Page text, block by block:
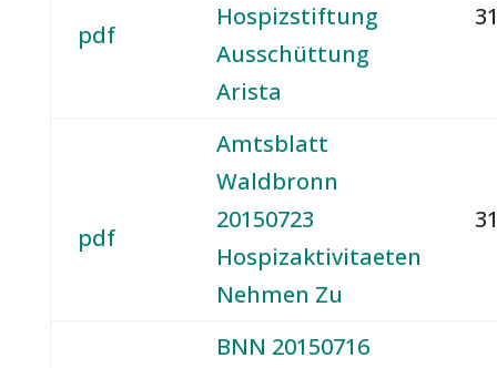
pdf
Hospizstiftung
Ausschüttung
Arista
pdf
Amtsblatt
Waldbronn
20150723
Hospizaktivitaeten
Nehmen Zu
BNN 20150716